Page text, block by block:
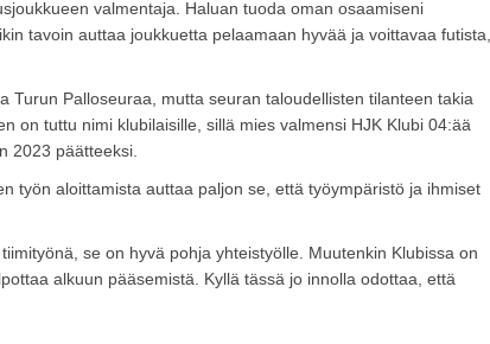
valmentaja. Haluan tuoda oman osaamiseni
tavoin auttaa joukkuetta pelaamaan hyvää ja voittavaa futista,
Turun Palloseuraa, mutta seuran taloudellisten tilanteen takia
on tuttu nimi klubilaisille, sillä mies valmensi HJK Klubi 04:ää
2023 päätteeksi.
työn aloittamista auttaa paljon se, että työympäristö ja ihmiset
se on hyvä pohja yhteistyölle. Muutenkin Klubissa on
alkuun pääsemistä. Kyllä tässä jo innolla odottaa, että